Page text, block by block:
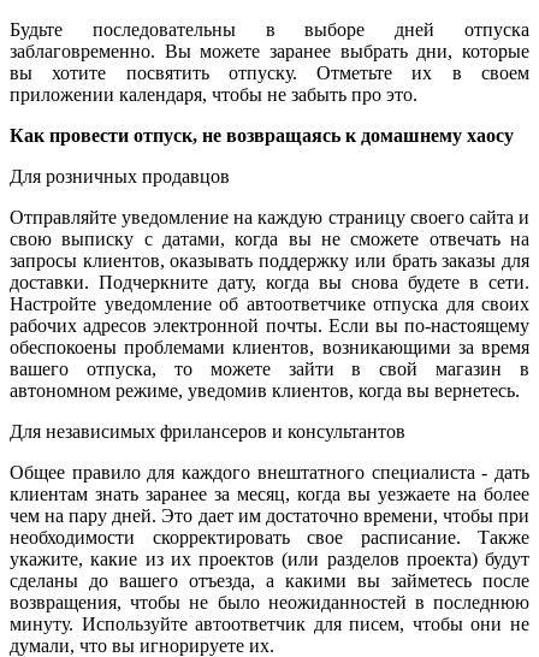
Будьте последовательны в выборе дней отпуска
заблаговременно. Вы можете заранее выбрать дни, которые
вы хотите посвятить отпуску. Отметьте их в своем
приложении календаря, чтобы не забыть про это.
Как провести отпуск, не возвращаясь к домашнему хаосу
Для розничных продавцов
Отправляйте уведомление на каждую страницу своего сайта и
свою выписку с датами, когда вы не сможете отвечать на
запросы клиентов, оказывать поддержку или брать заказы для
доставки. Подчеркните дату, когда вы снова будете в сети.
Настройте уведомление об автоответчике отпуска для своих
рабочих адресов электронной почты. Если вы по-настоящему
обеспокоены проблемами клиентов, возникающими за время
вашего отпуска, то можете зайти в свой магазин в
автономном режиме, уведомив клиентов, когда вы вернетесь.
Для независимых фрилансеров и консультантов
Общее правило для каждого внештатного специалиста - дать
клиентам знать заранее за месяц, когда вы уезжаете на более
чем на пару дней. Это дает им достаточно времени, чтобы при
необходимости скорректировать свое расписание. Также
укажите, какие из их проектов (или разделов проекта) будут
сделаны до вашего отъезда, а какими вы займетесь после
возвращения, чтобы не было неожиданностей в последнюю
минуту. Используйте автоответчик для писем, чтобы они не
думали, что вы игнорируете их.